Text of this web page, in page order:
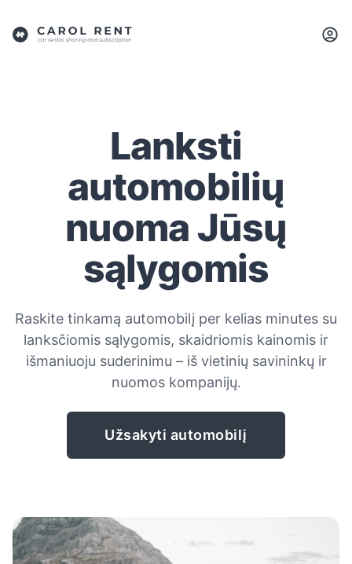
Lanksti
automobilių
nuoma Jūsų
sąlygomis
Raskite tinkamą automobilį per kelias minutes su
lanksčiomis sąlygomis, skaidriomis kainomis ir
išmaniuoju suderinimu – iš vietinių savininkų ir
nuomos kompanijų.
Užsakyti automobilį